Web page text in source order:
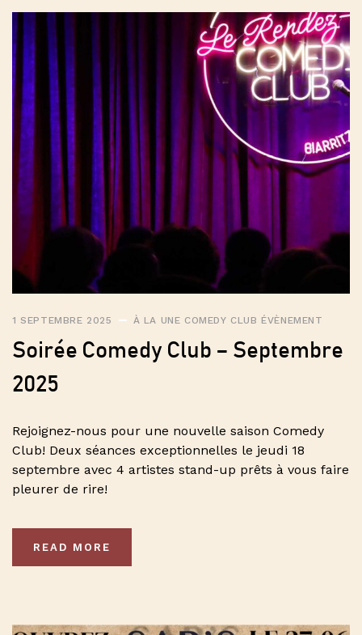
1 SEPTEMBRE 2025 À LA UNE COMEDY CLUB ÉVÈNEMENT
Soirée Comedy Club – Septembre
2025
Rejoignez-nous pour une nouvelle saison Comedy
Club! Deux séances exceptionnelles le jeudi 18
septembre avec 4 artistes stand-up prêts à vous faire
pleurer de rire!
READ MORE